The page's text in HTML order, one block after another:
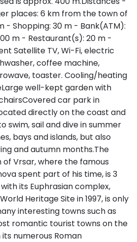
places: 6 km from the town of
- Shopping: 30 m - Bank(ATM):
m - Restaurant(s): 20 m -
Satellite TV, Wi-Fi, electric
coffee machine,
toaster. Cooling/heating
well-kept garden with
car park in
directly on the coast and
swim, sail and dive in summer
bays and islands, but also
and autumn months.The
Vrsar, where the famous
spent part of his time, is 3
its Euphrasian complex,
Heritage Site in 1997, is only
interesting towns such as
romantic tourist towns on the
numerous Roman